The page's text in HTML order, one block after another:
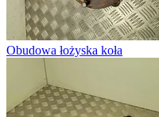
Obudowa łożyska koła